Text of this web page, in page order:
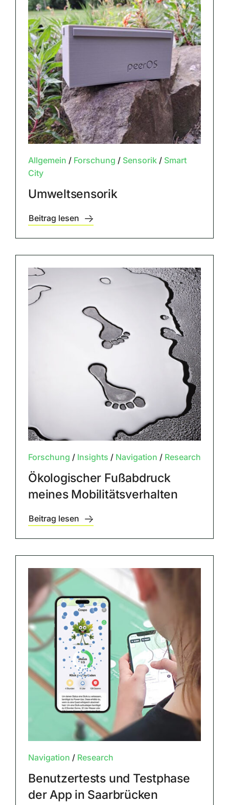
Allgemein / Forschung / Sensorik/ Smart
City
Umweltsensorik
Beitrag lesen
Forschung / Insights / Navigation / Research
Ökologischer Fußabdruck
meines Mobilitätsverhalten
Beitrag lesen
Navigation / Research
Benutzertests und Testphase
der App in Saarbrücken